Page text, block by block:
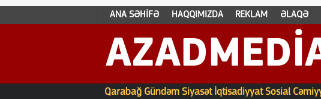
ANA SƏHİFƏ HAQQIMIZDA REKLAM ƏLAQƏ
Qarabağ Gündəm Siyasət İqtisadiyyat Sosial